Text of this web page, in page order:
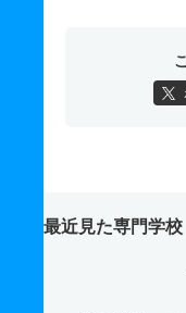
最近見た専門学校